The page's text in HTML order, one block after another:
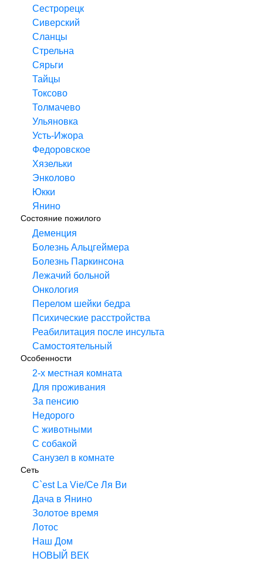
Сестрорецк
Сиверский
Сланцы
Стрельна
Сярьги
Тайцы
Токсово
Толмачево
Ульяновка
Усть-Ижора
Федоровское
Хязельки
Энколово
Юкки
Янино
Состояние пожилого
Деменция
Болезнь Альцгеймера
Болезнь Паркинсона
Лежачий больной
Онкология
Перелом шейки бедра
Психические расстройства
Реабилитация после инсульта
Самостоятельный
Особенности
2-х местная комната
Для проживания
За пенсию
Недорого
С животными
С собакой
Санузел в комнате
Сеть
C`est La Vie/Се Ля Ви
Дача в Янино
Золотое время
Лотос
Наш Дом
НОВЫЙ ВЕК